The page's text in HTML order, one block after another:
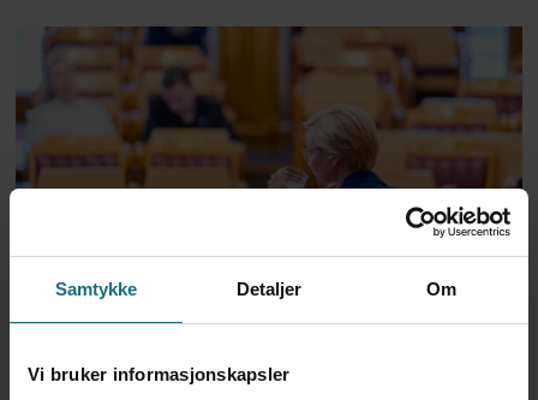
Samtykke Detaljer Om
Vi bruker informasjonskapsler
Stortinget anklager Kjerkol